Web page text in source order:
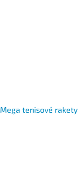
Mega tenisové rakety